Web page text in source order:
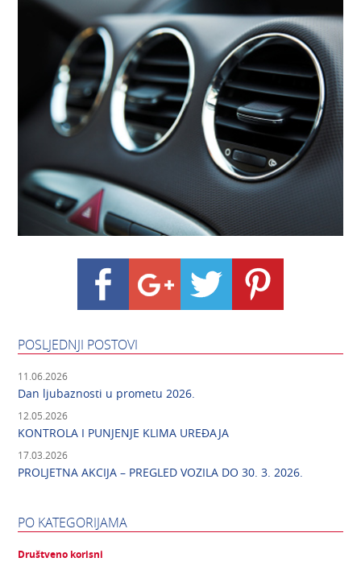
POSLJEDNJI POSTOVI
11.06.2026
Dan ljubaznosti u prometu 2026.
12.05.2026
KONTROLA I PUNJENJE KLIMA UREĐAJA
17.03.2026
PROLJETNA AKCIJA – PREGLED VOZILA DO 30. 3. 2026.
PO KATEGORIJAMA
Društveno korisni